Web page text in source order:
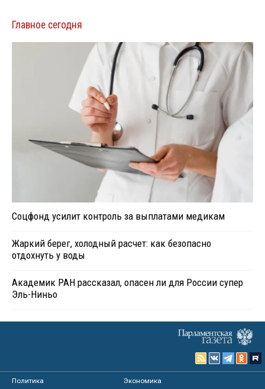
Главное сегодня
Соцфонд усилит контроль за выплатами медикам
Жаркий берег, холодный расчет: как безопасно
отдохнуть у воды
Академик РАН рассказал, опасен ли для России супер
Эль-Ниньо
Политика
Экономика